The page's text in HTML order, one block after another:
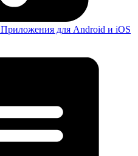
Приложения для Android и iOS